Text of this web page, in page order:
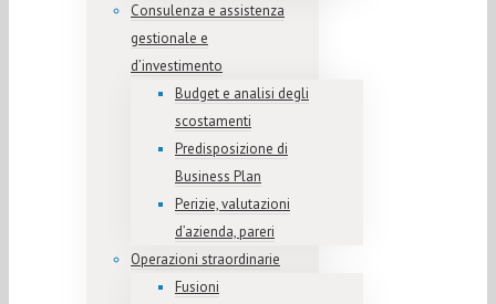
Consulenza e assistenza
gestionale e
d’investimento
Budget e analisi degli
scostamenti
Predisposizione di
Business Plan
Perizie, valutazioni
d’azienda, pareri
Operazioni straordinarie
Fusioni